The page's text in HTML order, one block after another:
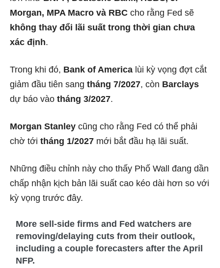
Morgan, MPA Macro và RBC cho rằng Fed sẽ
không thay đổi lãi suất trong thời gian chưa
xác định.
Trong khi đó, Bank of America lùi kỳ vọng đợt cắt
giảm đầu tiên sang tháng 7/2027, còn Barclays
dự báo vào tháng 3/2027.
Morgan Stanley cũng cho rằng Fed có thể phải
chờ tới tháng 1/2027 mới bắt đầu hạ lãi suất.
Những điều chỉnh này cho thấy Phố Wall đang dần
chấp nhận kịch bản lãi suất cao kéo dài hơn so với
kỳ vọng trước đây.
More sell-side firms and Fed watchers are
removing/delaying cuts from their outlook,
including a couple forecasters after the April
NFP.